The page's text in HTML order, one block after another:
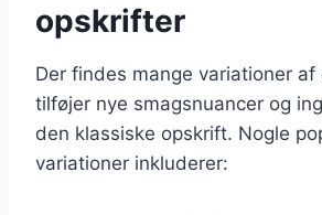
opskrifter
Der findes mange variationer
tilføjer nye smagsnuancer og
den klassiske opskrift. Nogle
variationer inkluderer: